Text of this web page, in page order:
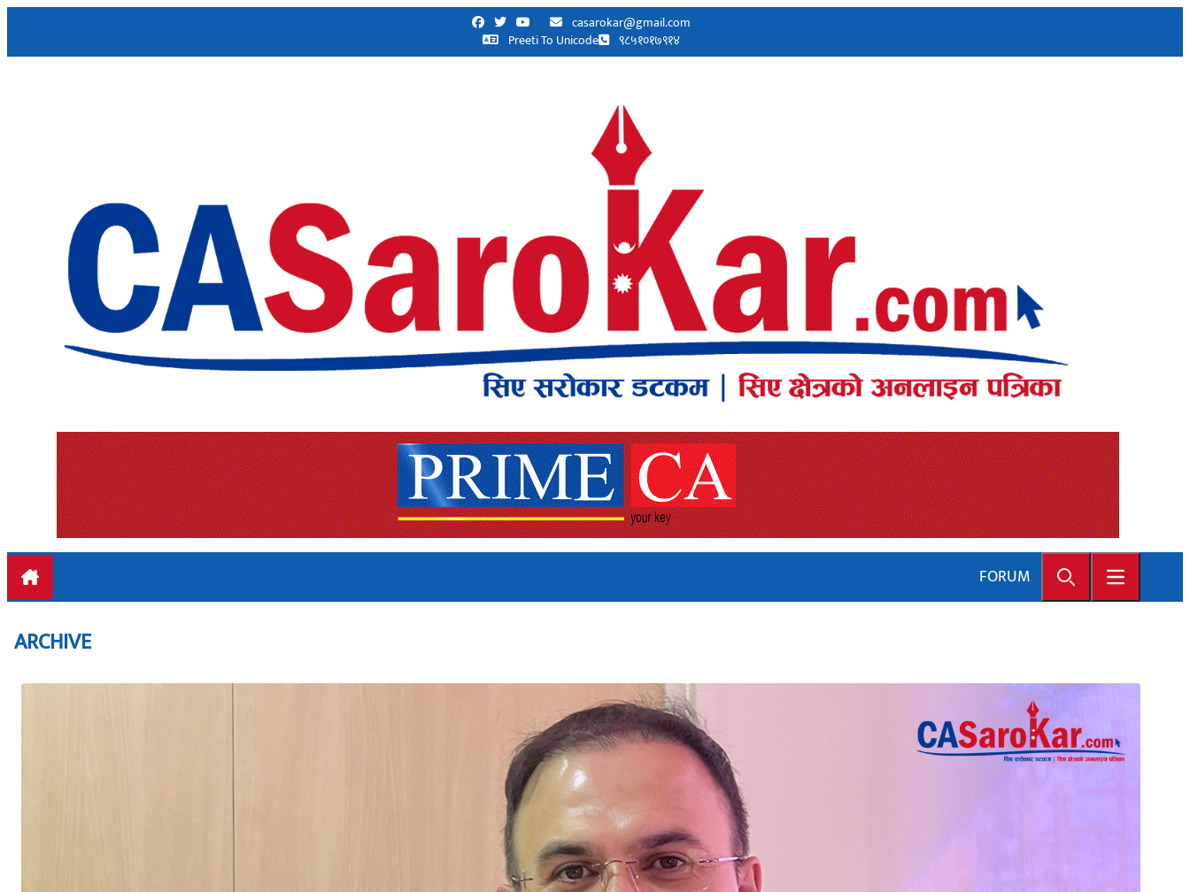
casarokar@gmail.com
Preeti To Unicode
९८५१०१७९१४
FORUM Search Open main
ARCHIVE